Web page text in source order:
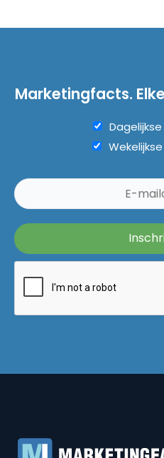
Marketingfacts.